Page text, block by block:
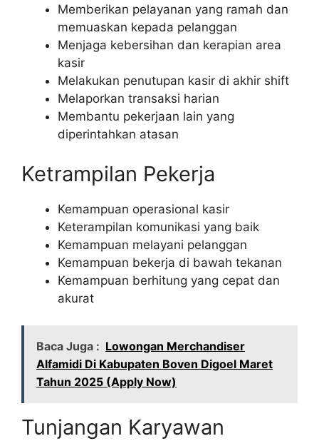
Memberikan pelayanan yang ramah dan
memuaskan kepada pelanggan
Menjaga kebersihan dan kerapian area
kasir
Melakukan penutupan kasir di akhir shift
Melaporkan transaksi harian
Membantu pekerjaan lain yang
diperintahkan atasan
Ketrampilan Pekerja
Kemampuan operasional kasir
Keterampilan komunikasi yang baik
Kemampuan melayani pelanggan
Kemampuan bekerja di bawah tekanan
Kemampuan berhitung yang cepat dan
akurat
Baca Juga : Lowongan Merchandiser
Alfamidi Di Kabupaten Boven Digoel Maret
Tahun 2025 (Apply Now)
Tunjangan Karyawan